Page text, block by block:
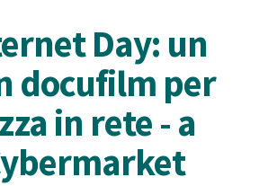
Day: un
docufilm per
in rete - a